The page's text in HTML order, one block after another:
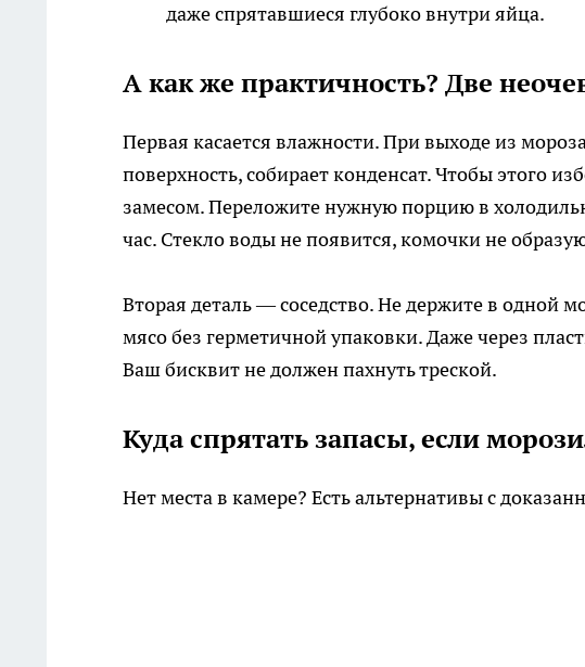
даже спрятавшиеся глубоко внутри яйца.
А как же практичность? Две
Первая касается влажности. При выходе из
поверхность, собирает конденсат. Чтобы этого
замесом. Переложите нужную порцию в
час. Стекло воды не появится, комочки не
Вторая деталь — соседство. Не держите в одной
мясо без герметичной упаковки. Даже через
Ваш бисквит не должен пахнуть треской.
Куда спрятать запасы, если
Нет места в камере? Есть альтернативы с